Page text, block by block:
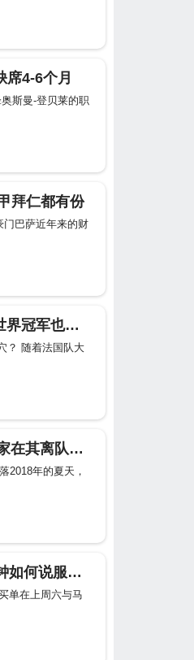
席4-6个月
斯曼-登贝莱的职
拜仁都有份
门巴萨近年来的财
儒勒斯-孔德 飒·战术室：法国队欧洲杯技战术解析 世界冠军也有命门死穴？
？ 随着法国队大
巴萨 巴萨4000万水货连续两季经历神奇转会，前东家在其离队后迅速坠落
2018年的夏天，
玻璃人 巴萨今夏兜售高价玻璃人，一个月只踢45分钟如何说服曼联尤文买单
单在上周六与马